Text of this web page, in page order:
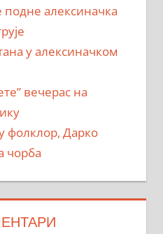
алексиначка
у алексиначком
вечерас на
фолклор, Дарко
чорба